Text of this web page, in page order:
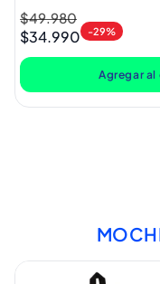
Precio
habitual
$49.980
Precio
de
oferta
$34.990 -29%
Agregar